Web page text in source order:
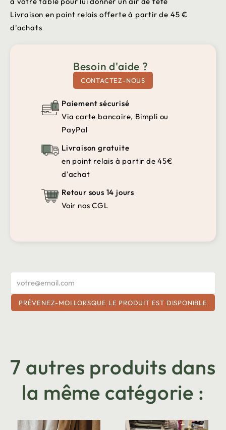
Livraison en point relais offerte à partir de 45 €
d'achats
Besoin d'aide ?
CONTACTEZ-NOUS
Paiement sécurisé
Via carte bancaire, Bimpli ou
PayPal
Livraison gratuite
en point relais à partir de 45€
d’achat
Retour sous 14 jours
Voir nos CGL
PRÉVENEZ-MOI LORSQUE LE PRODUIT EST DISPONIBLE
7 autres produits dans
la même catégorie :